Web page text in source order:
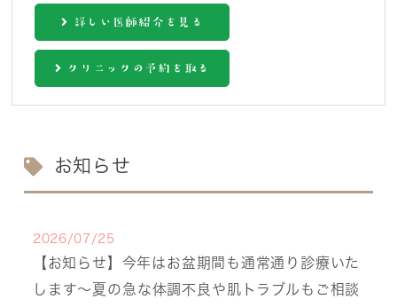
詳しい医師紹介を見る
クリニックの予約を取る
お知らせ
2026/07/25
【お知らせ】今年はお盆期間も通常通り診療いた
します〜夏の急な体調不良や肌トラブルもご相談